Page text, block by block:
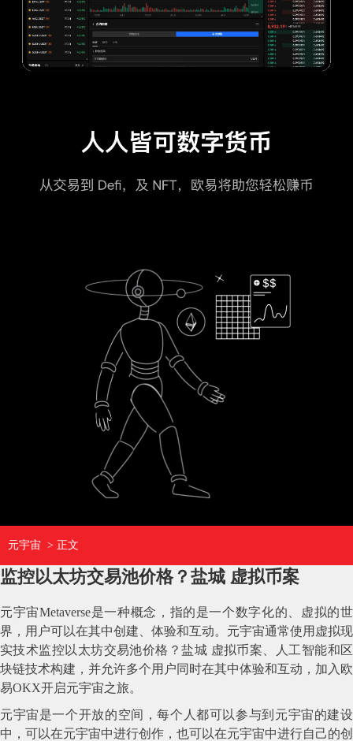
元宇宙 > 正文
监控以太坊交易池价格？盐城 虚拟币案
元宇宙Metaverse是一种概念，指的是一个数字化的、虚拟的世
界，用户可以在其中创建、体验和互动。元宇宙通常使用虚拟现
实技术监控以太坊交易池价格？盐城 虚拟币案、人工智能和区
块链技术构建，并允许多个用户同时在其中体验和互动，加入欧
易OKX开启元宇宙之旅。
元宇宙是一个开放的空间，每个人都可以参与到元宇宙的建设
中，可以在元宇宙中进行创作，也可以在元宇宙中进行自己的创